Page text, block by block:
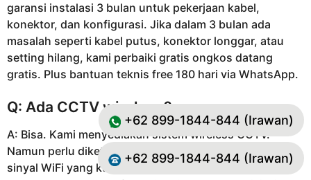
garansi instalasi 3 bulan untuk pekerjaan kabel,
konektor, dan konfigurasi. Jika dalam 3 bulan ada
masalah seperti kabel putus, konektor longgar, atau
setting hilang, kami perbaiki gratis ongkos datang
gratis. Plus bantuan teknis free 180 hari via WhatsApp.
Q: Ada CCTV wireless?
A: Bisa. Kami menyediakan sistem wireless CCTV.
Namun perlu diketahui kelemahannya: membutuhkan
sinyal WiFi yang kuat dan stabil di semua titik kamera,
+62 899-1844-844 (Irawan)
+62 899-1844-844 (Irawan)